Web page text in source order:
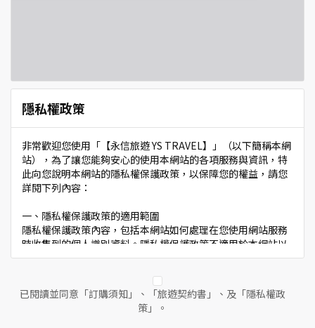
隱私權政策
非常歡迎您使用「【永信旅遊 YS TRAVEL】」（以下簡稱本網
站），為了讓您能夠安心的使用本網站的各項服務與資訊，特
此向您說明本網站的隱私權保護政策，以保障您的權益，請您
詳閱下列內容：
一、隱私權保護政策的適用範圍
隱私權保護政策內容，包括本網站如何處理在您使用網站服務
時收集到的個人識別資料。隱私權保護政策不適用於本網站以
外的相關連結網站，也不適用於非本網站所委託或參與管理的
二、個人資料的蒐集、處理及利用方式
當您造訪本網站或使用本網站所提供之功能服務時，我們將視
已閱讀並同意「訂購須知」、「旅遊契約書」、及「隱私權政
策」。